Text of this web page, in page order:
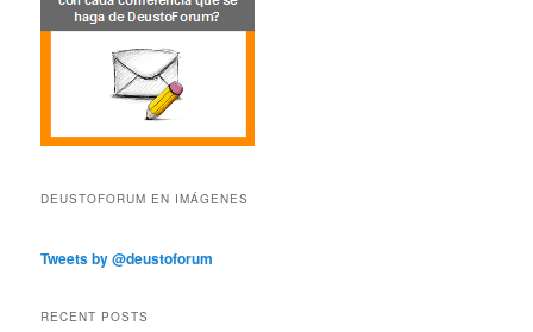
DEUSTOFORUM EN IMÁGENES
Tweets by @deustoforum
RECENT POSTS